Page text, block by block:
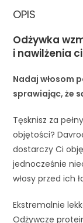
OPIS
Odżywka
i nawilżenia
Nadaj włosom
sprawiając, że
Tęsknisz za
objętości?
dostarczy Ci
jednocześnie
włosy przed ich
Ekstremalnie
Odżywcze